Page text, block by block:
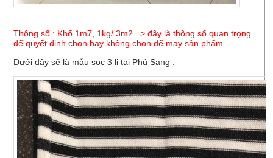
Thông số : Khổ 1m7, 1kg/ 3m2 => đây là thông số quan trọng
để quyết định chọn hay không chọn để may sản phẩm.
Dưới đây sẽ là mẫu sọc 3 li tại Phú Sang :